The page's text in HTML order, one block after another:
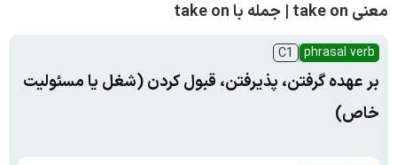
معنی take on | جمله با take on
phrasal verb
C1
بر عهده گرفتن، پذیرفتن، قبول کردن (شغل یا مسئولیت
خاص)